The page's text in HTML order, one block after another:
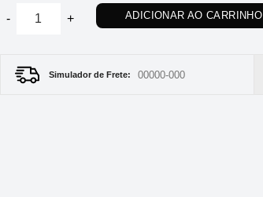
CAPO DT GOL/SAV/PAR G4 quantidade
ADICIONAR AO CARRINHO
Simulador de Frete: